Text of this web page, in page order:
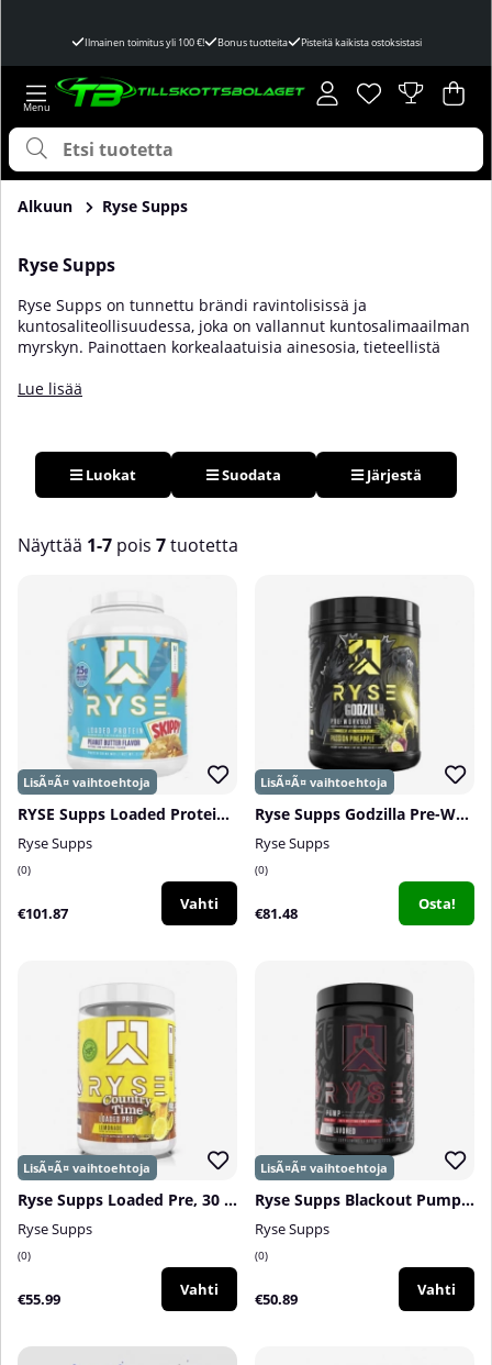
Ilmainen toimitus yli 100 €! Bonus tuotteita Pisteitä kaikista ostoksistasi
Toivelista
Lukumäärä
. .
Alkuun Ryse Supps
Ryse Supps
Ryse Supps on tunnettu brändi ravintolisissä ja
kuntosaliteollisuudessa, joka on vallannut kuntosalimaailman
myrskyn. Painottaen korkealaatuisia ainesosia, tieteellistä
harjoitustavoitteensa, Ryse Supps on tullut suosikiksi
Lue lisää
Luokat Suodata Järjestä
Näyttää 1-7 pois 7tuotetta
RYSE Supps Loaded Protein, 1814 g
Ryse Supps
0
€101.87 Vahti
Ryse Supps Godzilla Pre-Workout, 40 serv.
Ryse Supps
0
€81.48 Osta!
Ryse Supps Loaded Pre, 30 serv.
Ryse Supps
0
€55.99 Vahti
Ryse Supps Blackout Pump, 25 serv.
Ryse Supps
0
€50.89 Vahti